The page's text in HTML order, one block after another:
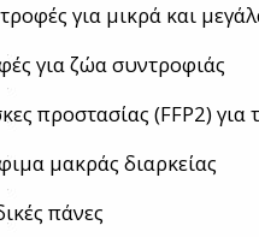
για μικρά και
για ζώα συντροφιάς
προστασίας (FFP2) για
μακράς διαρκείας
πάνες